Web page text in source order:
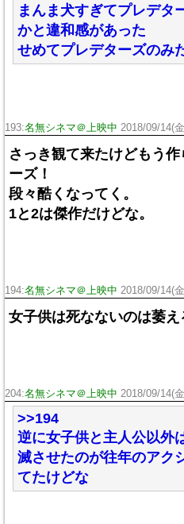
まんま犬すぎてプレデタ
かと違和感があった
せめてプレデターズのみ
193:名無シネマ＠上映中 2018/09/14(
さっき観て来たけどもう
ーズ！
段々酷くなってく。
1と2は傑作だけどな。
194:名無シネマ＠上映中 2018/09/14(
女子供は死なないのは萎え
204:名無シネマ＠上映中 2018/09/14(
>>194
逆に女子供と主人公以外
滅させたのが往年のアク
てたけどな